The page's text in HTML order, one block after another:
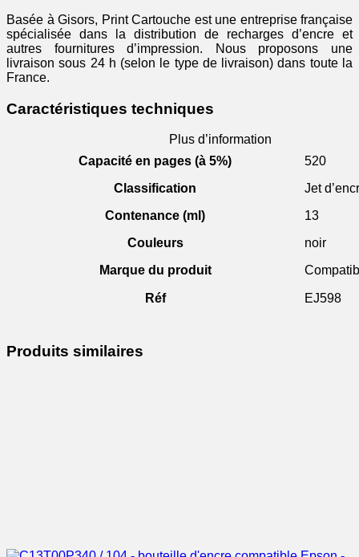
Basée à Gisors, Print Cartouche est une entreprise française
spécialisée dans la distribution de recharges d’encre et
autres fournitures d’impression. Nous proposons une
livraison sous 24 h (selon le type de livraison) dans toute la
France.
Caractéristiques techniques
Plus d’information
Capacité en pages (à 5%)
520
Classification
Jet
Contenance (ml)
13
Couleurs
noir
Marque du produit
Réf EJ598
Produits similaires